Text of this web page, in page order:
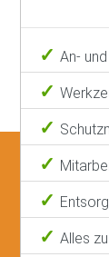
An-
Alles